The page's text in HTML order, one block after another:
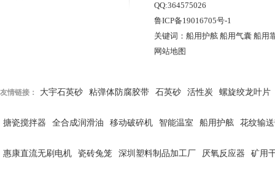
QQ:364575026
鲁ICP备19016705号-1
关键词：船用护舷 船用气囊 船用
网站地图
友情链接： 大宇石英砂 粘弹体防腐胶带 石英砂 活性炭 螺旋绞龙叶片
搪瓷搅拌器 全合成润滑油 移动破碎机 智能温室 船用护舷 花纹输
惠康直流无刷电机 瓷砖兔笼 深圳塑料制品加工厂 厌氧反应器 矿用